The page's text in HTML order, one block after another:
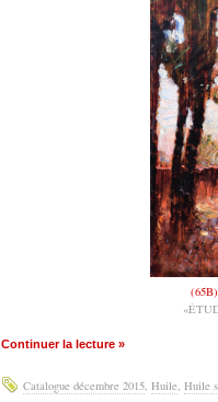
(65B)
Continuer la lecture »
Catalogue décembre 2015, Huile, Huile